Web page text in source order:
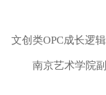
文创类OPC成长逻
南京艺术学院